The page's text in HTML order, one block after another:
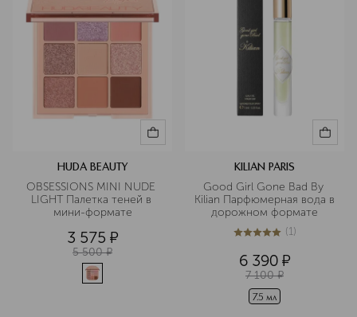
HUDA BEAUTY
OBSESSIONS MINI NUDE
LIGHT Палетка теней в
мини-формате
3 575 ¤
5 500 ¤
KILIAN PARIS
Good Girl Gone Bad By
Kilian Парфюмерная вода в
дорожном формате
5из 51 (1)
6 390 ¤
7 100 ¤
7.5 мл